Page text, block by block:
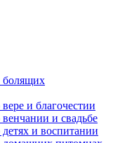
болящих
и благочестии
и свадьбе
и воспитании